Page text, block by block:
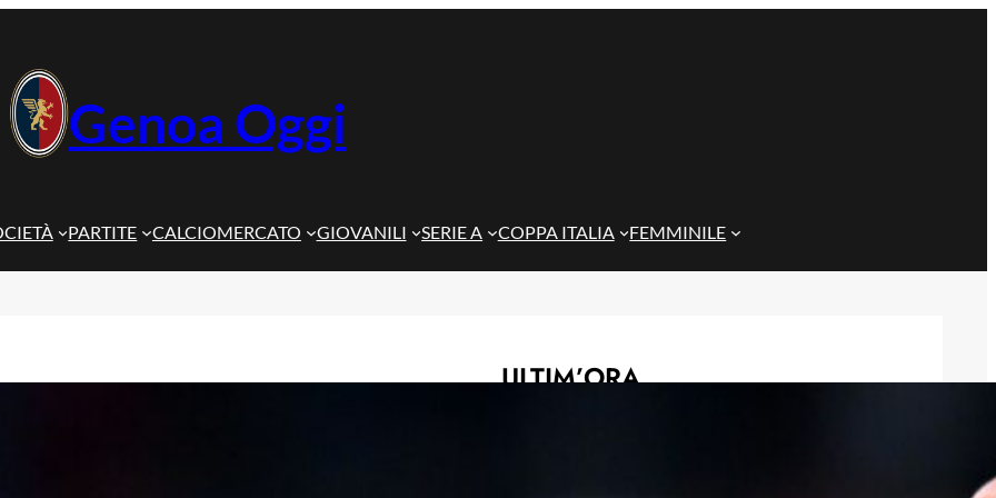
Genoa Oggi
PARTITE CALCIOMERCATO GIOVANILI SERIE A COPPA ITALIA FEMMINILE
ULTIM’ORA